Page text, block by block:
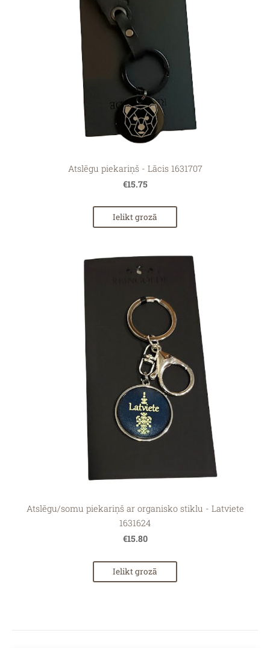
Atslēgu piekariņš - Lācis 1631707
€15.75
Ielikt grozā
Atslēgu/somu piekariņš ar organisko stiklu - Latviete
1631624
€15.80
Ielikt grozā